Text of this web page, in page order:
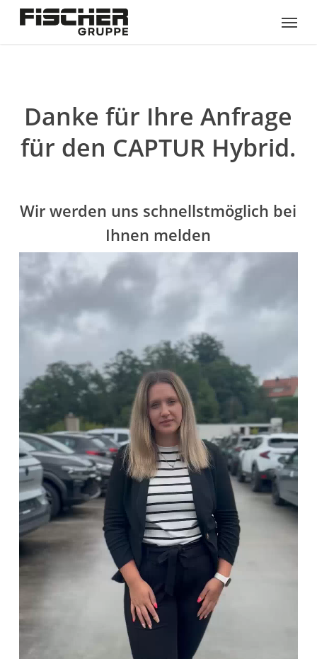
Menu
Danke für Ihre Anfrage
für den CAPTUR Hybrid.
Wir werden uns schnellstmöglich bei
Ihnen melden